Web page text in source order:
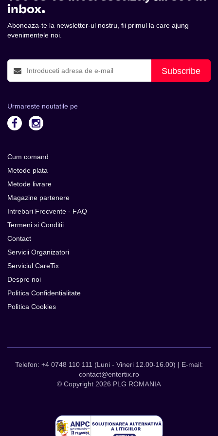
inbox.
Aboneaza-te la newsletter-ul nostru, fii primul la care ajung
evenimentele noi.
Subscribe
Urmareste noutatile pe
Cum comand
Metode plata
Metode livrare
Magazine partenere
Intrebari Frecvente - FAQ
Termeni si Conditii
Contact
Servicii Organizatori
Serviciul CareTix
Despre noi
Politica Confidentialitate
Politica Cookies
Telefon: +4 0748 110 111 (Luni - Vineri 12.00-16.00) | E-mail:
contact@entertix.ro
© Copyright 2026 PLG ROMANIA